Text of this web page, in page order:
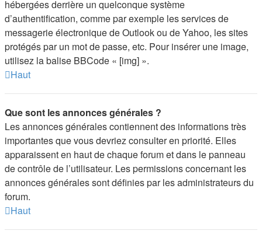
hébergées derrière un quelconque système
d’authentification, comme par exemple les services de
messagerie électronique de Outlook ou de Yahoo, les sites
protégés par un mot de passe, etc. Pour insérer une image,
utilisez la balise BBCode « [img] ».
Haut
Que sont les annonces générales ?
Les annonces générales contiennent des informations très
importantes que vous devriez consulter en priorité. Elles
apparaissent en haut de chaque forum et dans le panneau
de contrôle de l’utilisateur. Les permissions concernant les
annonces générales sont définies par les administrateurs du
forum.
Haut